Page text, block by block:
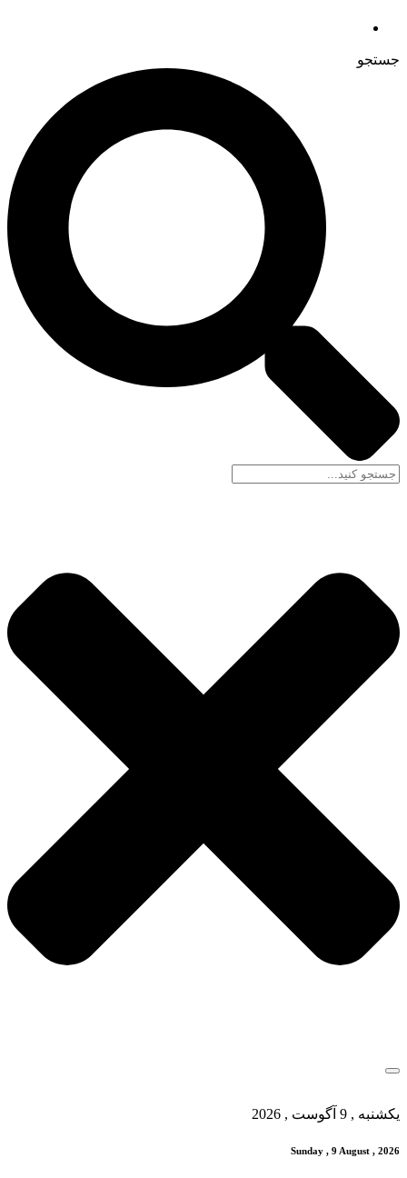
جستجو
یکشنبه , 9 آگوست , 2026
Sunday , 9 August , 2026